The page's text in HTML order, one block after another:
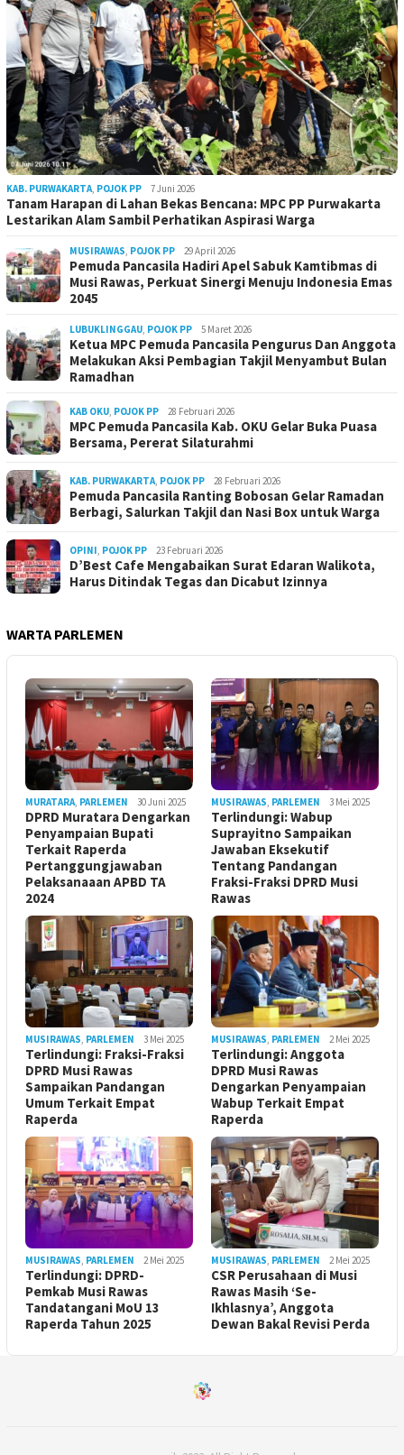
KAB. PURWAKARTA, POJOK PP 7 Juni 2026
Tanam Harapan di Lahan Bekas Bencana: MPC PP Purwakarta
Lestarikan Alam Sambil Perhatikan Aspirasi Warga
MUSIRAWAS, POJOK PP 29 April 2026
Pemuda Pancasila Hadiri Apel Sabuk Kamtibmas di
Musi Rawas, Perkuat Sinergi Menuju Indonesia Emas
2045
LUBUKLINGGAU, POJOK PP 5 Maret 2026
Ketua MPC Pemuda Pancasila Pengurus Dan Anggota
Melakukan Aksi Pembagian Takjil Menyambut Bulan
Ramadhan
KAB OKU, POJOK PP 28 Februari 2026
MPC Pemuda Pancasila Kab. OKU Gelar Buka Puasa
Bersama, Pererat Silaturahmi
KAB. PURWAKARTA, POJOK PP 28 Februari 2026
Pemuda Pancasila Ranting Bobosan Gelar Ramadan
Berbagi, Salurkan Takjil dan Nasi Box untuk Warga
OPINI, POJOK PP 23 Februari 2026
D’Best Cafe Mengabaikan Surat Edaran Walikota,
Harus Ditindak Tegas dan Dicabut Izinnya
WARTA PARLEMEN
MURATARA, PARLEMEN 30 Juni 2025
DPRD Muratara Dengarkan
Penyampaian Bupati
Terkait Raperda
Pertanggungjawaban
Pelaksanaaan APBD TA
2024
MUSIRAWAS, PARLEMEN 3 Mei 2025
Terlindungi: Wabup
Suprayitno Sampaikan
Jawaban Eksekutif
Tentang Pandangan
Fraksi-Fraksi DPRD Musi
Rawas
MUSIRAWAS, PARLEMEN 3 Mei 2025
Terlindungi: Fraksi-Fraksi
DPRD Musi Rawas
Sampaikan Pandangan
Umum Terkait Empat
Raperda
MUSIRAWAS, PARLEMEN 2 Mei 2025
Terlindungi: Anggota
DPRD Musi Rawas
Dengarkan Penyampaian
Wabup Terkait Empat
Raperda
MUSIRAWAS, PARLEMEN 2 Mei 2025
Terlindungi: DPRD-
Pemkab Musi Rawas
Tandatangani MoU 13
Raperda Tahun 2025
MUSIRAWAS, PARLEMEN 2 Mei 2025
CSR Perusahaan di Musi
Rawas Masih ‘Se-
Ikhlasnya’, Anggota
Dewan Bakal Revisi Perda ‎